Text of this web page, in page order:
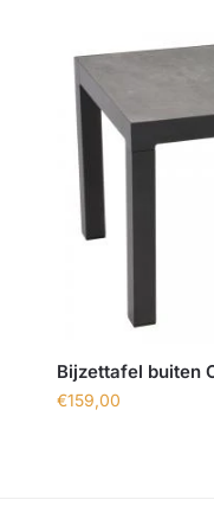
Bijzettafel buiten
€159,00